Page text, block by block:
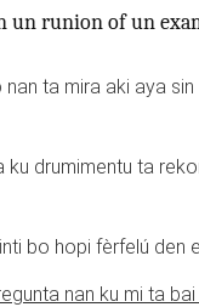
un runion of un
ta mira aki aya
drumimentu ta
bo hopi fèrfelú den
nan ku mi ta